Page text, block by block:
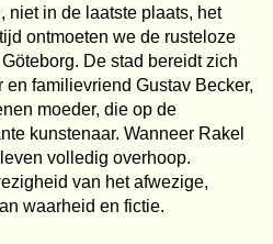
niet in de laatste plaats, het
ontmoeten we de rusteloze
De stad bereidt zich
familievriend Gustav Becker,
moeder, die op de
kunstenaar. Wanneer Rakel
volledig overhoop.
van het afwezige,
waarheid en fictie.